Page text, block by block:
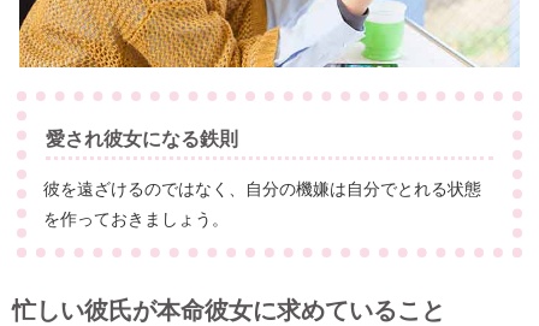
愛され彼女になる鉄則
彼を遠ざけるのではなく、自分の機嫌は自分でとれる状態
を作っておきましょう。
忙しい彼氏が本命彼女に求めていること